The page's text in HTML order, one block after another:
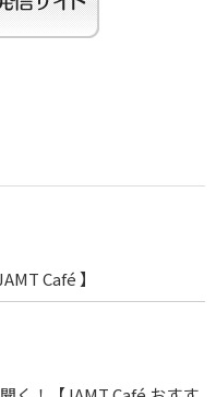
Café 】